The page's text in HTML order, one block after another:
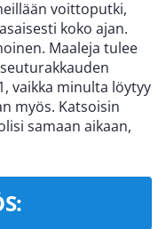
voittoputki,
koko ajan.
Maaleja tulee
vaikka minulta löytyy
myös. Katsoisin
samaan aikaan,